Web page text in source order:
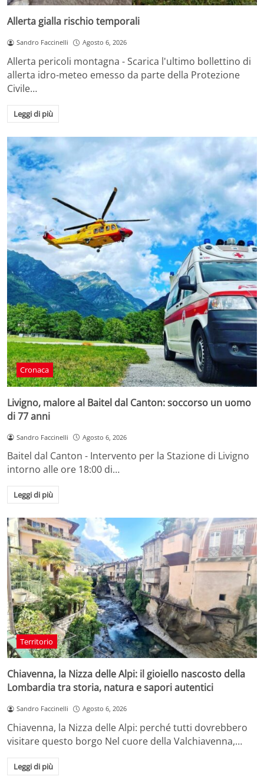
Allerta gialla rischio temporali
Sandro Faccinelli Agosto 6, 2026
Allerta pericoli montagna - Scarica l'ultimo bollettino di
allerta idro-meteo emesso da parte della Protezione
Civile…
Leggi di più
Cronaca
Livigno, malore al Baitel dal Canton: soccorso un uomo
di 77 anni
Sandro Faccinelli Agosto 6, 2026
Baitel dal Canton - Intervento per la Stazione di Livigno
intorno alle ore 18:00 di…
Leggi di più
Territorio
Chiavenna, la Nizza delle Alpi: il gioiello nascosto della
Lombardia tra storia, natura e sapori autentici
Sandro Faccinelli Agosto 6, 2026
Chiavenna, la Nizza delle Alpi: perché tutti dovrebbero
visitare questo borgo Nel cuore della Valchiavenna,…
Leggi di più